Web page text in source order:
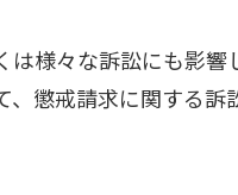
様々な訴訟にも影響
懲戒請求に関する